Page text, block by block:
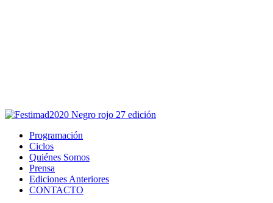
Programación
Ciclos
Quiénes Somos
Prensa
Ediciones Anteriores
CONTACTO